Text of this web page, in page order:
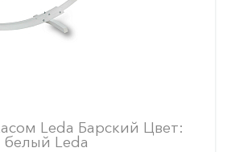
Leda Барский Цвет:
белый Leda